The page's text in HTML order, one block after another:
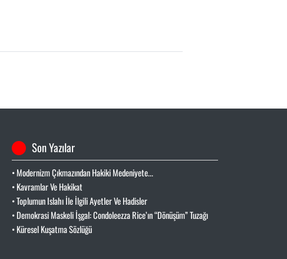
Son Yazılar
• Modernizm Çıkmazından Hakiki Medeniyete...
• Kavramlar Ve Hakikat
• Toplumun Islahı İle İlgili Ayetler Ve Hadisler
• Demokrasi Maskeli İşgal: Condoleezza Rice’ın “Dönüşüm” Tuzağı
• Küresel Kuşatma Sözlüğü